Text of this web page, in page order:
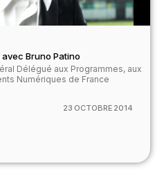
Bruno Patino
Délégué aux Programmes, aux
Numériques de France
23 OCTOBRE 2014